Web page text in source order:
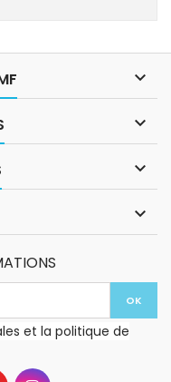




et la politique de